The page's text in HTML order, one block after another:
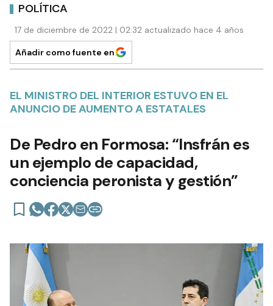
POLÍTICA
17 de diciembre de 2022 | 02:32 actualizado hace 4 años
Añadir como fuente en
EL MINISTRO DEL INTERIOR ESTUVO EN EL
ANUNCIO DE AUMENTO A ESTATALES
De Pedro en Formosa: “Insfrán es
un ejemplo de capacidad,
conciencia peronista y gestión”